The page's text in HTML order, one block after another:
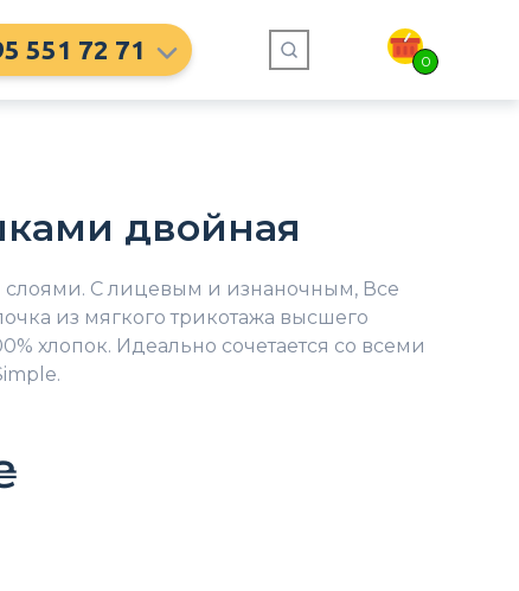
551 72 71 0
двойная
С лицевым и изнаночным, Все
из мягкого трикотажа высшего
хлопок. Идеально сочетается со всеми